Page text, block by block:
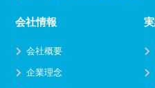
会社情報
会社概要
企業理念